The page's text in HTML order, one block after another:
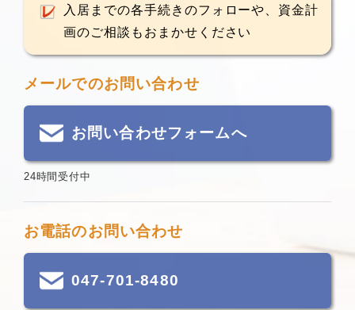
入居までの各手続きのフォローや、資金計
画のご相談もおまかせください
メールでのお問い合わせ
お問い合わせフォームへ
24時間受付中
お電話のお問い合わせ
047-701-8480